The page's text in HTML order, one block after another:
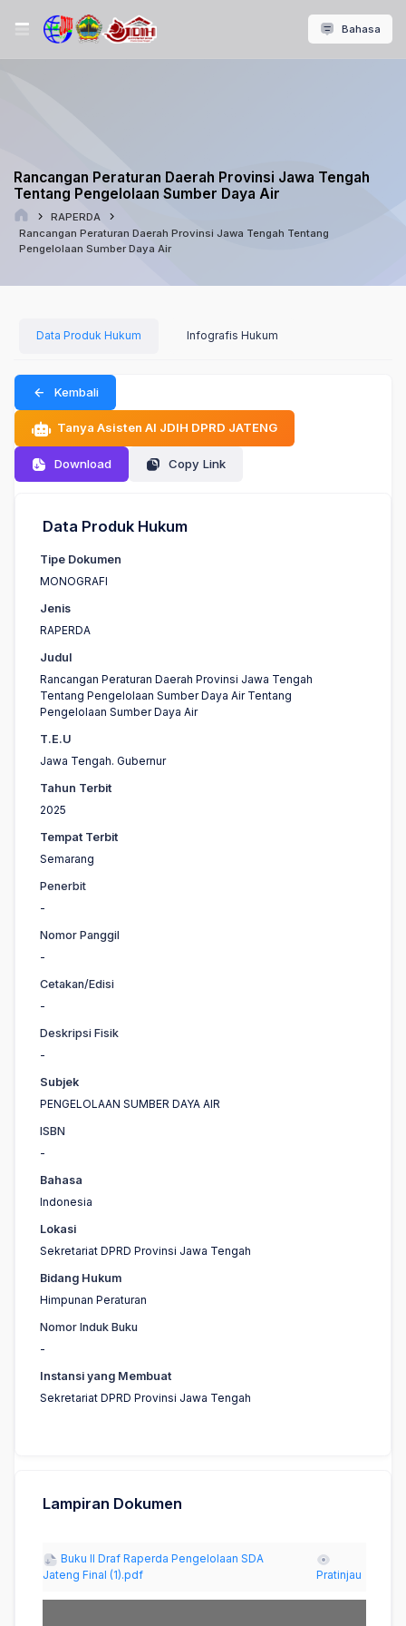
Bahasa
Rancangan Peraturan Daerah Provinsi Jawa Tengah
Tentang Pengelolaan Sumber Daya Air
RAPERDA
Rancangan Peraturan Daerah Provinsi Jawa Tengah Tentang
Pengelolaan Sumber Daya Air
Data Produk Hukum Infografis Hukum
Kembali
Tanya Asisten AI JDIH DPRD JATENG
Download Copy Link
Data Produk Hukum
Tipe Dokumen
MONOGRAFI
Jenis
RAPERDA
Judul
Rancangan Peraturan Daerah Provinsi Jawa Tengah
Tentang Pengelolaan Sumber Daya Air Tentang
Pengelolaan Sumber Daya Air
T.E.U
Jawa Tengah. Gubernur
Tahun Terbit
2025
Tempat Terbit
Semarang
Penerbit
-
Nomor Panggil
-
Cetakan/Edisi
-
Deskripsi Fisik
-
Subjek
PENGELOLAAN SUMBER DAYA AIR
ISBN
-
Bahasa
Indonesia
Lokasi
Sekretariat DPRD Provinsi Jawa Tengah
Bidang Hukum
Himpunan Peraturan
Nomor Induk Buku
-
Instansi yang Membuat
Sekretariat DPRD Provinsi Jawa Tengah
Lampiran Dokumen
Buku II Draf Raperda Pengelolaan SDA
Jateng Final (1).pdf
Pratinjau